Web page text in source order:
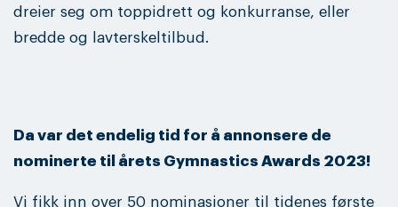
dreier seg om toppidrett og konkurranse, eller
bredde og lavterskeltilbud.
Da var det endelig tid for å annonsere de
nominerte til årets Gymnastics Awards 2023!
Vi fikk inn over 50 nominasjoner til tidenes første